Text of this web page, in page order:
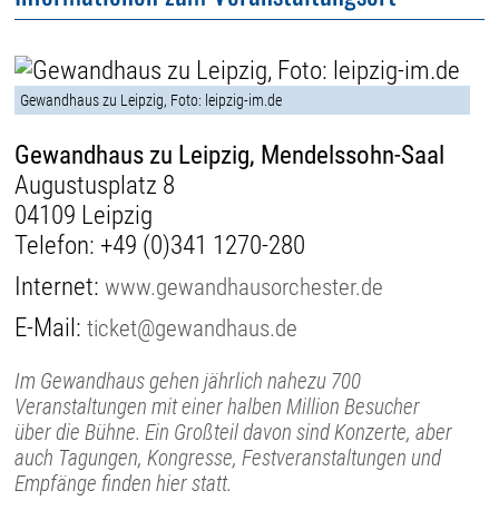
Gewandhaus zu Leipzig, Foto: leipzig-im.de
Gewandhaus zu Leipzig, Mendelssohn-Saal
Augustusplatz 8
04109 Leipzig
Telefon: +49 (0)341 1270-280
Internet:www.gewandhausorchester.de
E-Mail:ticket@gewandhaus.de
Im Gewandhaus gehen jährlich nahezu 700
Veranstaltungen mit einer halben Million Besucher
über die Bühne. Ein Großteil davon sind Konzerte, aber
auch Tagungen, Kongresse, Festveranstaltungen und
Empfänge finden hier statt.